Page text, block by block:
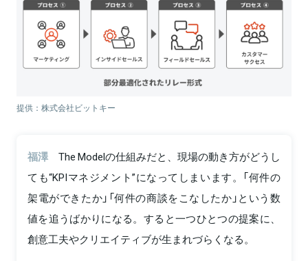
提供：株式会社ビットキー
福澤
The Modelの仕組みだと、現場の動き方がどうし
ても“KPIマネジメント”になってしまいます。「何件の
架電ができたか」「何件の商談をこなしたか」という数
値を追うばかりになる。すると一つひとつの提案に、
創意工夫やクリエイティブが生まれづらくなる。